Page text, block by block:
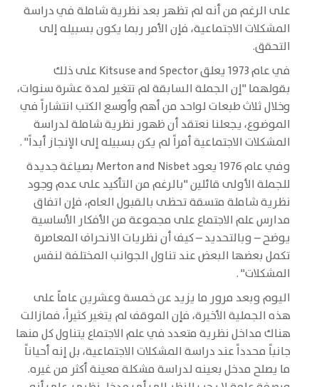
على الرغم من أنه لم تظهر بعد نظرية شاملة في دراسة
المشكلات الاجتماعية، فإن الأمر ربما يكون بسبيله إلى
التحقق.
في عام 1973 يعلق Kitsuse and Spector على ذلك
بقولهما "إن الجملة السابقة لم تتغير لمدة عشرة سنوات،
وخلال ثلاث طبعات لواحد من أهم وأوسع الكتب انتشاراً في
الموضوع، يجعلنا نعتقد أن ظهور نظرية شاملة لدراسة
المشكلات الاجتماعية أمراً لم يكن بسبيله إلى الإنجاز أبداً" .
وفي عام 1976 يعود Merton and Nisbet بصياغة جديدة
للجملة الأولى قائلين "بالرغم من التأكيد على عدم وجود
نظرية شاملة متسقة تحظى بالقبول العام، فإن اتفاق
مدارس علم الاجتماع على مجموعة من الأفكار الأساسية
يوضح – وبالتحديد – كيف أن نظريات الانحراف المعاصرة
تكمل بعضها البعض عند تناول الجوانب المختلفة لنفس
المشكلات" .
اليوم وبعد مرور ما يزيد عن خمسة وعشرين عاماً على
هذه الجملية الأخيرة، فإن الموقف لم يتغير كثيراً، فمازالت
هناك مداخل نظرية متعدد في علم الاجتماع يتناول كل منها
جانباً محدداً عند دراسة المشكلات الاجتماعية، بل إنه أحياناً
ما يصلح مدخل بعينه لدراسة مشكلة معينة أكثر من غيره.